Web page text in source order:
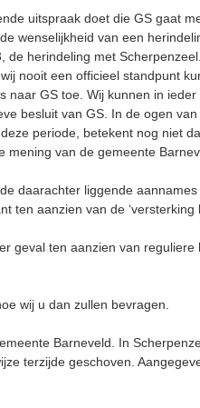
uitspraak doet die GS gaat
wenselijkheid van een
herindeling met
nooit een officieel standpunt
GS toe. Wij kunnen in
besluit van GS. In de ogen
periode, betekent nog niet
van de gemeente
daarachter liggende
aanzien van de
geval ten aanzien van
wij u dan zullen bevragen.
Barneveld. In
terzijde geschoven.